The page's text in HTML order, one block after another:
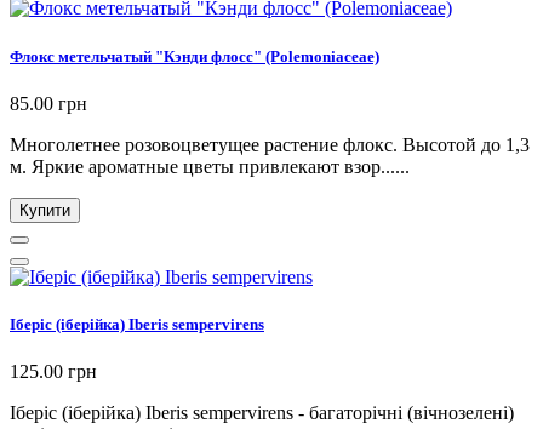
Флокс метельчатый "Кэнди флосс" (Polemoniaceae)
85.00 грн
Многолетнее розовоцветущее растение флокс. Высотой до 1,3
м. Яркие ароматные цветы привлекают взор......
Купити
Іберіс (іберійка) Iberis sempervirens
125.00 грн
Іберіс (іберійка) Iberis sempervirens - багаторічні (вічнозелені)